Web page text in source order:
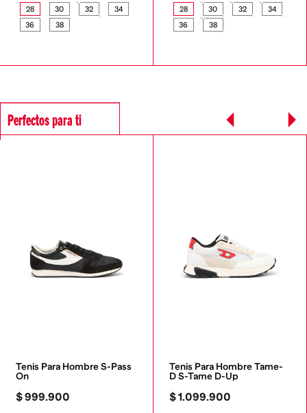
28 30 32
34
36
38
28 30 32
34
36
38
Perfectos para ti
Tenis Para Hombre S-Pass
On
$999.900
Tenis Para Hombre Tame-
D S-Tame D-Up
$1.099.900